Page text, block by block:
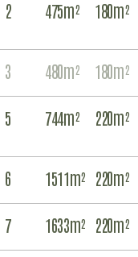
2 475m² 180m²
3 480m² 180m²
5 744m² 220m²
6 1511m² 220m²
7 1633m² 220m²